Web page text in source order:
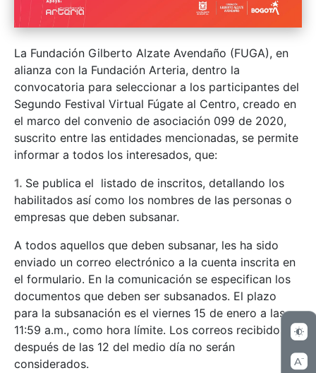
La Fundación Gilberto Alzate Avendaño (FUGA), en
alianza con la Fundación Arteria, dentro la
convocatoria para seleccionar a los participantes del
Segundo Festival Virtual Fúgate al Centro, creado en
el marco del convenio de asociación 099 de 2020,
suscrito entre las entidades mencionadas, se permite
informar a todos los interesados, que:
1. Se publica el listado de inscritos, detallando los
habilitados así como los nombres de las personas o
empresas que deben subsanar.
A todos aquellos que deben subsanar, les ha sido
enviado un correo electrónico a la cuenta inscrita en
el formulario. En la comunicación se especifican los
documentos que deben ser subsanados. El plazo
para la subsanación es el viernes 15 de enero a las
11:59 a.m., como hora límite. Los correos recibidos
después de las 12 del medio día no serán
considerados.